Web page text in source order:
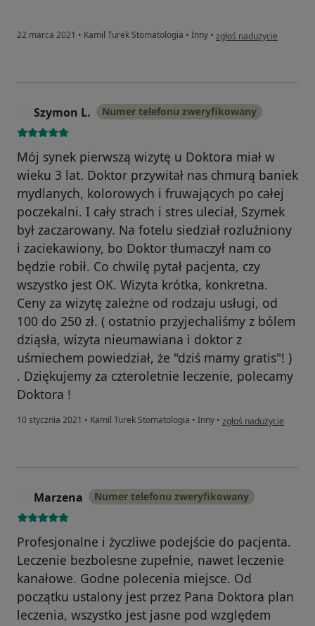
22 marca 2021 • Kamil Turek Stomatologia • Inny • w opinii użytkownika
zgłoś nadużycie
Szymon L. Numer telefonu zweryfikowany
Mój synek pierwszą wizytę u Doktora miał w
wieku 3 lat. Doktor przywitał nas chmurą baniek
mydlanych, kolorowych i fruwających po całej
poczekalni. I cały strach i stres uleciał, Szymek
był zaczarowany. Na fotelu siedział rozluźniony
i zaciekawiony, bo Doktor tłumaczył nam co
będzie robił. Co chwilę pytał pacjenta, czy
wszystko jest OK. Wizyta krótka, konkretna.
Ceny za wizytę zależne od rodzaju usługi, od
100 do 250 zł. ( ostatnio przyjechaliśmy z bólem
dziąsła, wizyta nieumawiana i doktor z
uśmiechem powiedział, że "dziś mamy gratis"! )
. Dziękujemy za czteroletnie leczenie, polecamy
Doktora !
10 stycznia 2021 • Kamil Turek Stomatologia • Inny • w opinii użytkownika
zgłoś nadużycie
Marzena Numer telefonu zweryfikowany
Profesjonalne i życzliwe podejście do pacjenta.
Leczenie bezbolesne zupełnie, nawet leczenie
kanałowe. Godne polecenia miejsce. Od
początku ustalony jest przez Pana Doktora plan
leczenia, wszystko jest jasne pod względem